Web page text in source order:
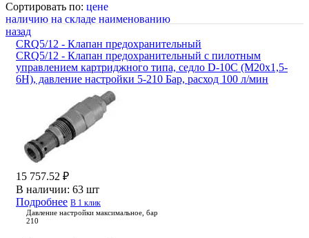
Сортировать по: цене
наличию на складе наименованию
назад
CRQ5/12 - Клапан предохранительный
CRQ5/12 - Клапан предохранительный с пилотным
управлением картриджного типа, седло D-10C (M20x1,5-
6H), давление настройки 5-210 Бар, расход 100 л/мин
15 757.52 ₽
В наличии: 63 шт
Подробнее В 1 клик
Давление настройки максимальное, бар
210